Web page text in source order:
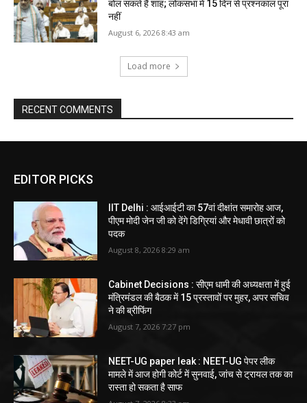
बोल सकते हैं शाह; लोकसभा में 15 दिन से प्रश्नकाल पूरा
नहीं
August 6, 2026 8:43 am
Load more
RECENT COMMENTS
EDITOR PICKS
IIT Delhi : आईआईटी का 57वां दीक्षांत समारोह आज,
पीएम मोदी जेन जी को देंगे डिग्रियां और मेधावी छात्रों को
पदक
August 8, 2026 8:29 am
Cabinet Decisions : सीएम धामी की अध्यक्षता में हुई
मंत्रिमंडल की बैठक में 15 प्रस्तावों पर मुहर, अपर सचिव
ने की ब्रीफिंग
August 7, 2026 7:27 pm
NEET-UG paper leak : NEET-UG पेपर लीक
मामले में आज होगी कोर्ट में सुनवाई, जांच से ट्रायल तक का
रास्ता हो सकता है साफ